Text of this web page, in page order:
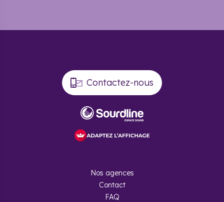
Contactez-nous
Nos agences
Contact
FAQ